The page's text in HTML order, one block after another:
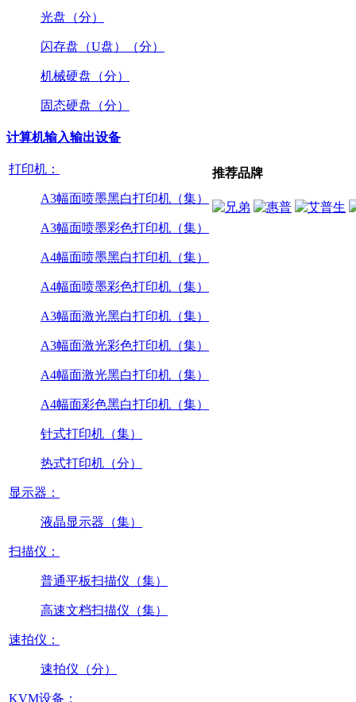
光盘（分）
闪存盘（U盘）（分）
机械硬盘（分）
固态硬盘（分）
计算机输入输出设备
打印机：
A3幅面喷墨黑白打印机（集）
A3幅面喷墨彩色打印机（集）
A4幅面喷墨黑白打印机（集）
A4幅面喷墨彩色打印机（集）
A3幅面激光黑白打印机（集）
A3幅面激光彩色打印机（集）
A4幅面激光黑白打印机（集）
A4幅面彩色黑白打印机（集）
针式打印机（集）
热式打印机（分）
显示器：
液晶显示器（集）
扫描仪：
普通平板扫描仪（集）
高速文档扫描仪（集）
速拍仪：
速拍仪（分）
KVM设备：
推荐品牌